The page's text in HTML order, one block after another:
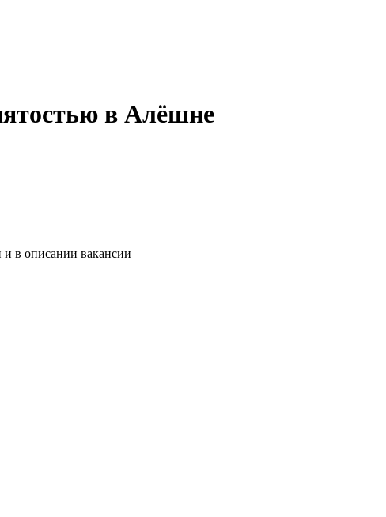
в Алёшне
в описании вакансии